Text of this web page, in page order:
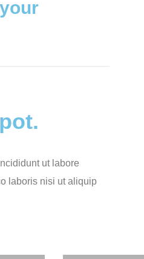
ut labore
laboris nisi ut aliquip